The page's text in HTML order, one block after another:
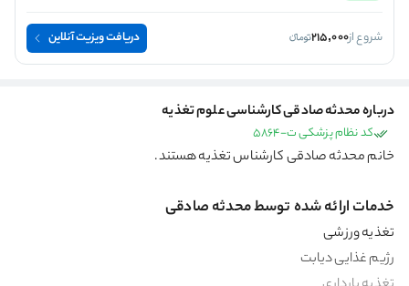
شروع از215,000 دریافت ویزیت آنلاین
درباره محدثه صادقی کارشناسی علوم تغذیه
کد نظام پزشکی ت-5864
خانم محدثه صادقی کارشناس تغذیه هستند.
خدمات ارائه شده توسط محدثه صادقی
تغذیه ورزشی
رژیم غذایی دیابت